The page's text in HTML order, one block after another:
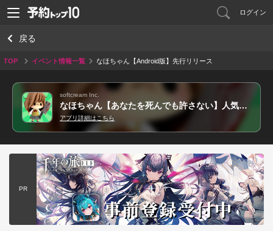
ログイン
戻る
TOP イベント情報一覧 なほちゃん【Android版】先行リリース
softcream Inc.
なほちゃん【あなたを死んでも許さない】人気ゲーム
アプリ詳細はこちら
PR